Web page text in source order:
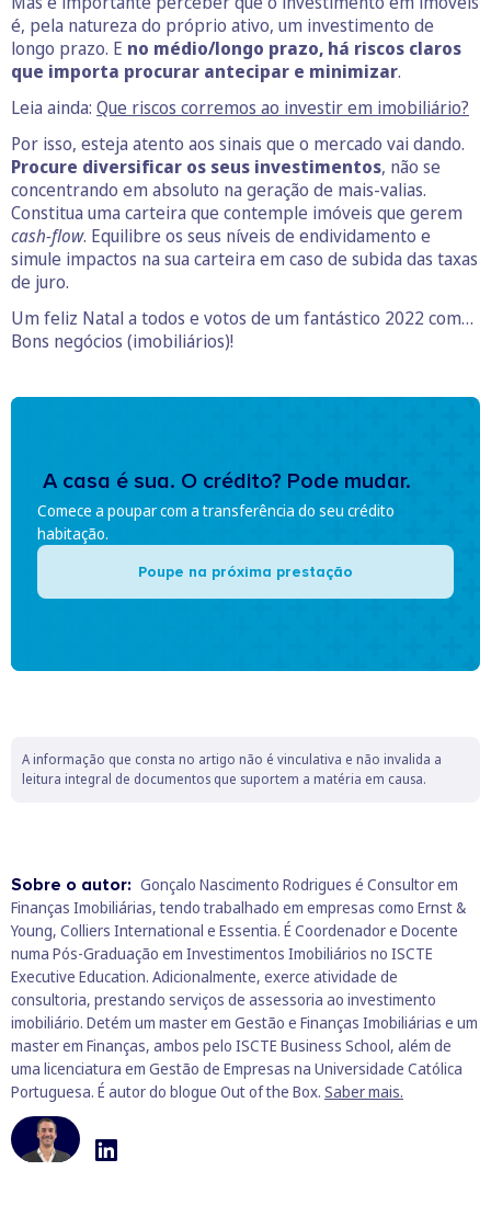
é, pela natureza do próprio ativo, um investimento de
longo prazo. E no médio/longo prazo, há riscos claros
que importa procurar antecipar e minimizar.
Leia ainda: Que riscos corremos ao investir em imobiliário?
Por isso, esteja atento aos sinais que o mercado vai dando.
Procure diversificar os seus investimentos, não se
concentrando em absoluto na geração de mais-valias.
Constitua uma carteira que contemple imóveis que gerem
cash-flow. Equilibre os seus níveis de endividamento e
simule impactos na sua carteira em caso de subida das taxas
de juro.
Um feliz Natal a todos e votos de um fantástico 2022 com…
Bons negócios (imobiliários)!
A casa é sua. O crédito? Pode mudar.
Comece a poupar com a transferência do seu crédito
habitação.
Poupe na próxima prestação
A informação que consta no artigo não é vinculativa e não invalida a
leitura integral de documentos que suportem a matéria em causa.
Sobre o autor: Gonçalo Nascimento Rodrigues é Consultor em
Finanças Imobiliárias, tendo trabalhado em empresas como Ernst &
Young, Colliers International e Essentia. É Coordenador e Docente
numa Pós-Graduação em Investimentos Imobiliários no ISCTE
Executive Education. Adicionalmente, exerce atividade de
consultoria, prestando serviços de assessoria ao investimento
imobiliário. Detém um master em Gestão e Finanças Imobiliárias e um
master em Finanças, ambos pelo ISCTE Business School, além de
uma licenciatura em Gestão de Empresas na Universidade Católica
Portuguesa. É autor do blogue Out of the Box. Saber mais.